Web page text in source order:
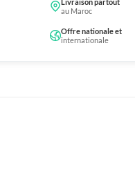
Livraison partout
au Maroc
Offre nationale et
internationale